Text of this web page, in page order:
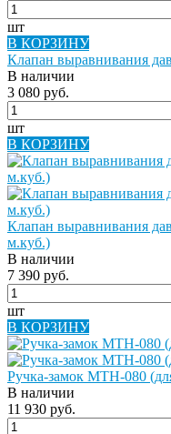
шт
В КОРЗИНУ
Клапан выравнивания
В наличии
3 080 руб.
шт
В КОРЗИНУ
Клапан выравнивания
м.куб.)
В наличии
7 390 руб.
шт
В КОРЗИНУ
Ручка-замок МТН-080
В наличии
11 930 руб.